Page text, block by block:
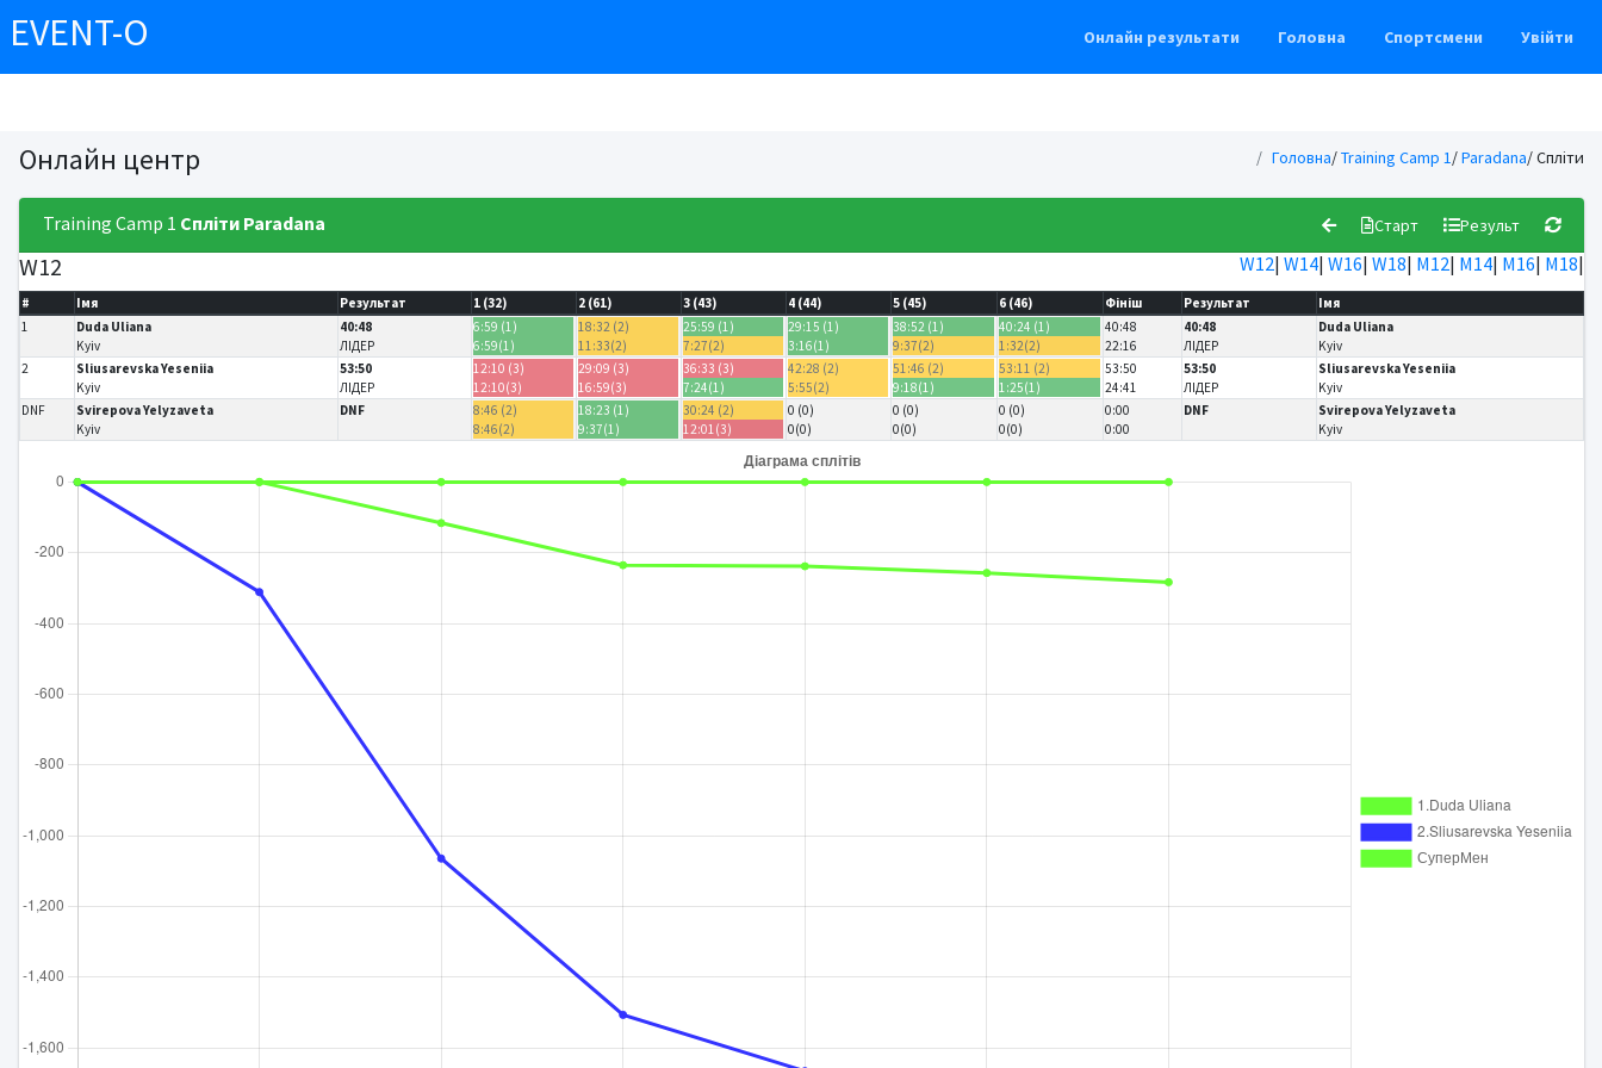
EVENT-O Онлайн результати Головна Спортсмени Увійти
Онлайн центр Головна/Training Camp 1/Paradana/ Спліти
Training Camp 1 Спліти Paradana Старт Результ
W12 W12| W14| W16| W18| M12| M14| M16| M18|
# Імя Результат 1 (32) 2 (61) 3 (43) 4 (44) 5 (45) 6 (46) Фініш Результат
Імя
1
Duda Uliana
Kyiv
40:48
ЛІДЕР
6:59 (1)
6:59(1)
18:32 (2)
11:33(2)
25:59 (1)
7:27(2)
29:15 (1)
3:16(1)
38:52 (1)
9:37(2)
40:24 (1)
1:32(2)
40:48
22:16
40:48
ЛІДЕР
Duda Uliana
Kyiv
2
Sliusarevska Yeseniia
Kyiv
53:50
ЛІДЕР
12:10 (3)
12:10(3)
29:09 (3)
16:59(3)
36:33 (3)
7:24(1)
42:28 (2)
5:55(2)
51:46 (2)
9:18(1)
53:11 (2)
1:25(1)
53:50
24:41
53:50
ЛІДЕР
Sliusarevska Yeseniia
Kyiv
DNF
Svirepova Yelyzaveta
Kyiv
DNF
8:46 (2)
8:46(2)
18:23 (1)
9:37(1)
30:24 (2)
12:01(3)
0 (0)
0(0)
0 (0)
0(0)
0 (0)
0(0)
0:00
0:00
DNF
Svirepova Yelyzaveta
Kyiv